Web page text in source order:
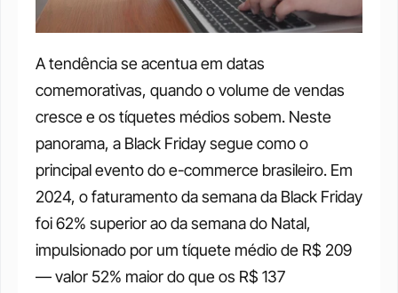
A tendência se acentua em datas
comemorativas, quando o volume de vendas
cresce e os tíquetes médios sobem. Neste
panorama, a Black Friday segue como o
principal evento do e-commerce brasileiro. Em
2024, o faturamento da semana da Black Friday
foi 62% superior ao da semana do Natal,
impulsionado por um tíquete médio de R$ 209
— valor 52% maior do que os R$ 137